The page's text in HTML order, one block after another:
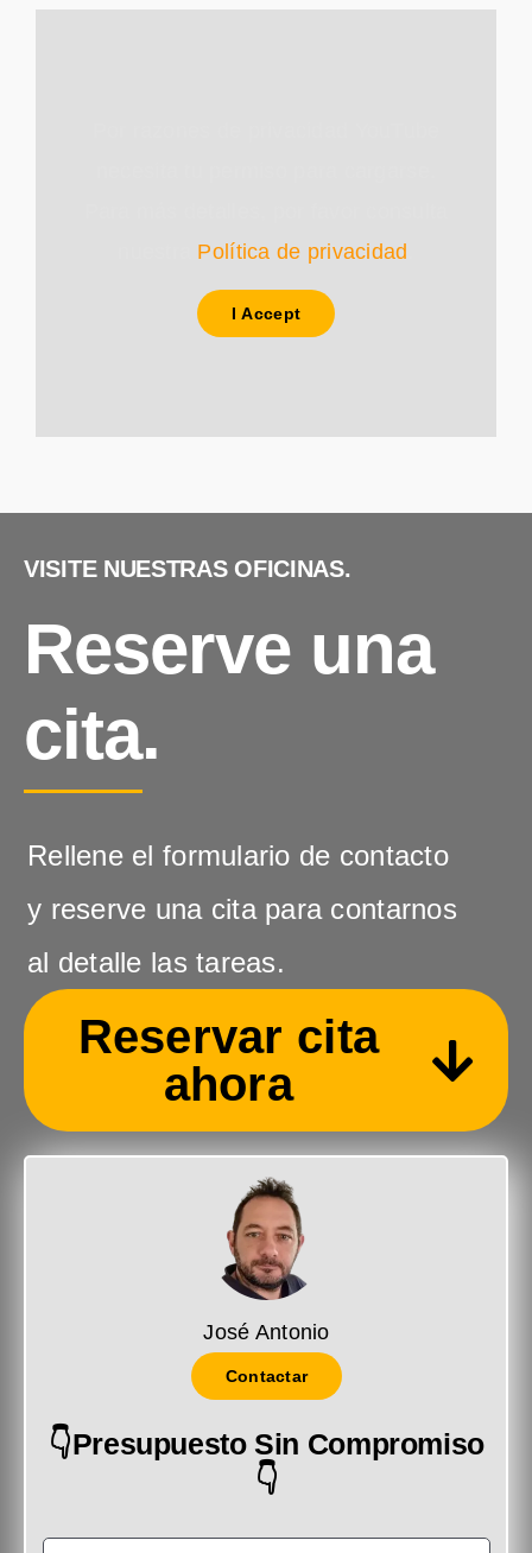
Política de privacidad
I Accept
VISITE NUESTRAS OFICINAS.
Reserve una
cita.
Rellene el formulario de contacto
y reserve una cita para contarnos
al detalle las tareas.
Reservar cita
ahora
José Antonio
Contactar
👇Presupuesto Sin Compromiso
👇